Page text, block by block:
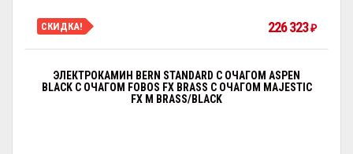
СКИДКА! 226 323 ₽
ЭЛЕКТРОКАМИН BERN STANDARD С ОЧАГОМ АSPEN
BLACK С ОЧАГОМ FOBOS FX BRASS С ОЧАГОМ MAJESTIC
FX M BRASS/BLACK